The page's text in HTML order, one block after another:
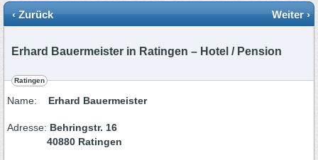
‹ Zurück Weiter ›
Erhard Bauermeister in Ratingen – Hotel / Pension
Ratingen
Name: Erhard Bauermeister
Adresse: Behringstr. 16
40880 Ratingen